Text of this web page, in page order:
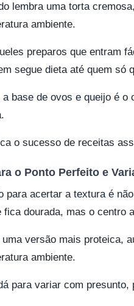
lembra uma torta
ambiente.
preparos que entram
segue dieta até quem só
a base de ovos e queijo é
o sucesso de receitas
o Ponto Perfeito e
para acertar a textura é
fica dourada, mas o centro
uma versão mais proteica,
ambiente.
para variar com